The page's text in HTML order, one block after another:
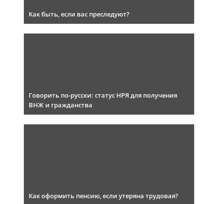
Как быть, если вас преследуют?
Говорить по-русски: статус НРЯ для получения
ВНЖ и гражданства
Как оформить пенсию, если утеряна трудовая?